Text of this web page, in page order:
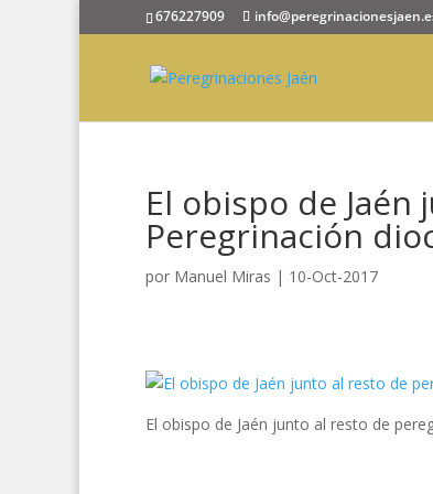
676227909
El obispo de
Peregrinación
por Manuel Miras | 10-Oct-2017
El obispo de Jaén junto al resto de